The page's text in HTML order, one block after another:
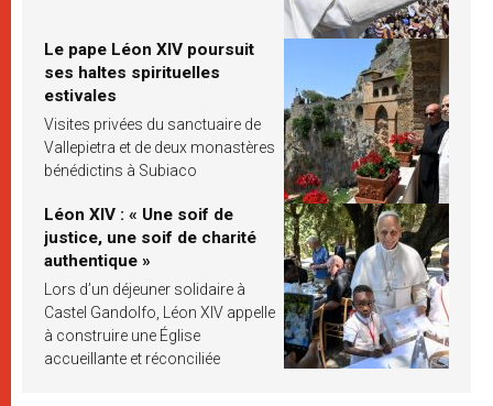
Le pape Léon XIV poursuit
ses haltes spirituelles
estivales
Visites privées du sanctuaire de
Vallepietra et de deux monastères
bénédictins à Subiaco
Léon XIV : « Une soif de
justice, une soif de charité
authentique »
Lors d’un déjeuner solidaire à
Castel Gandolfo, Léon XIV appelle
à construire une Église
accueillante et réconciliée